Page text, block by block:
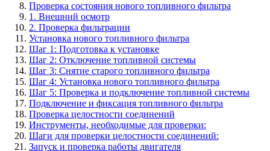
Проверка состояния нового топливного фильтра
1. Внешний осмотр
2. Проверка фильтрации
Установка нового топливного фильтра
Шаг 1: Подготовка к установке
Шаг 2: Отключение топливной системы
Шаг 3: Снятие старого топливного фильтра
Шаг 4: Установка нового топливного фильтра
Шаг 5: Проверка и подключение топливной системы
Подключение и фиксация топливного фильтра
Проверка целостности соединений
Инструменты, необходимые для проверки:
Шаги для проверки целостности соединений:
Запуск и проверка работы двигателя